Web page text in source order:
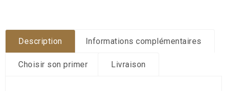
Description Informations complémentaires
Choisir son primer Livraison